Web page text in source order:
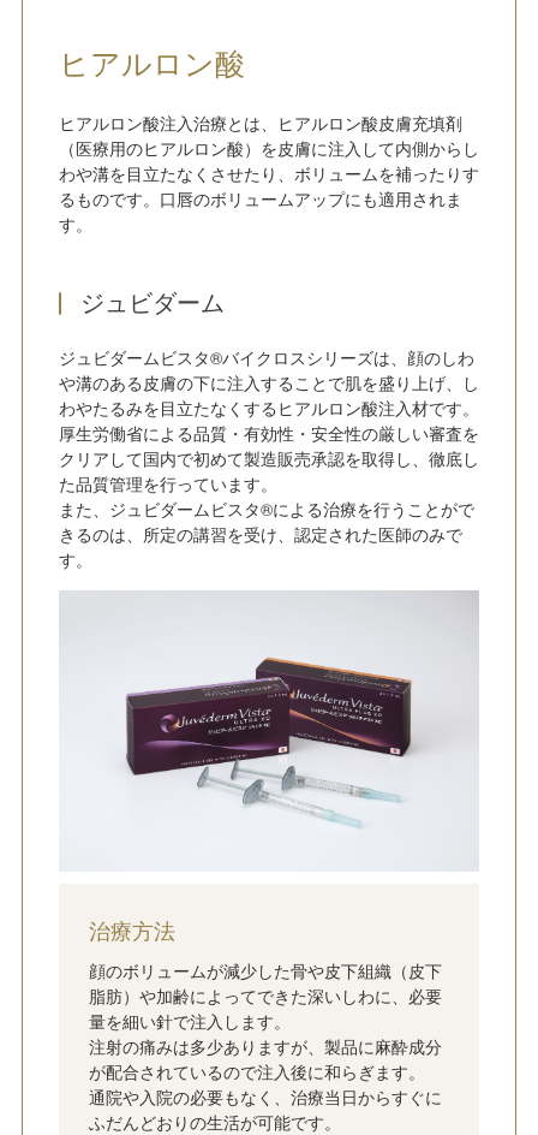
ヒアルロン酸
ヒアルロン酸注入治療とは、ヒアルロン酸皮膚充填剤
（医療用のヒアルロン酸）を皮膚に注入して内側からし
わや溝を目立たなくさせたり、ボリュームを補ったりす
るものです。口唇のボリュームアップにも適用されま
す。
ジュビダーム
ジュビダームビスタ®バイクロスシリーズは、顔のしわ
や溝のある皮膚の下に注入することで肌を盛り上げ、し
わやたるみを目立たなくするヒアルロン酸注入材です。
厚生労働省による品質・有効性・安全性の厳しい審査を
クリアして国内で初めて製造販売承認を取得し、徹底し
た品質管理を行っています。
また、ジュビダームビスタ®による治療を行うことがで
きるのは、所定の講習を受け、認定された医師のみで
す。
治療方法
顔のボリュームが減少した骨や皮下組織（皮下
脂肪）や加齢によってできた深いしわに、必要
量を細い針で注入します。
注射の痛みは多少ありますが、製品に麻酔成分
が配合されているので注入後に和らぎます。
通院や入院の必要もなく、治療当日からすぐに
ふだんどおりの生活が可能です。